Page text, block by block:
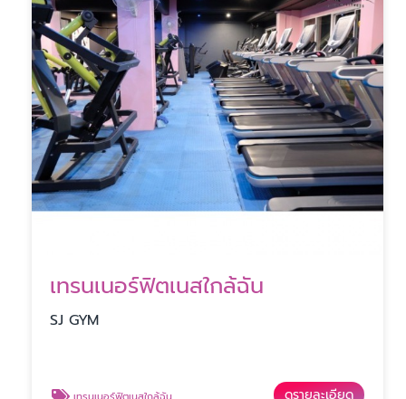
เทรนเนอร์ฟิตเนสใกล้ฉัน
SJ GYM
ดูรายละเอียด